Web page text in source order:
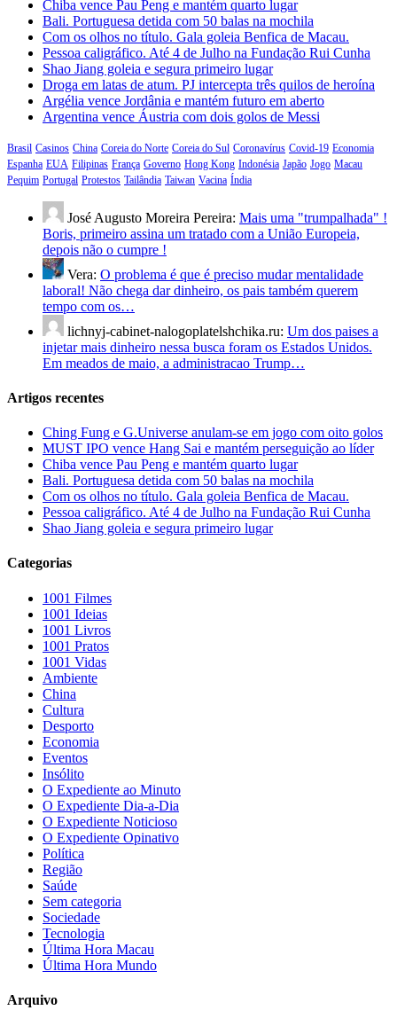
Chiba vence Pau Peng e mantém quarto lugar
Bali. Portuguesa detida com 50 balas na mochila
Com os olhos no título. Gala goleia Benfica de Macau.
Pessoa caligráfico. Até 4 de Julho na Fundação Rui Cunha
Shao Jiang goleia e segura primeiro lugar
Droga em latas de atum. PJ intercepta três quilos de heroína
Argélia vence Jordânia e mantém futuro em aberto
Argentina vence Áustria com dois golos de Messi
Brasil Casinos China Coreia do Norte Coreia do Sul Coronavírus Covid-19 Economia
Espanha EUA Filipinas França Governo Hong Kong Indonésia Japão Jogo Macau
Pequim Portugal Protestos Tailândia Taiwan Vacina Índia
José Augusto Moreira Pereira: Mais uma "trumpalhada" !
Boris, primeiro assina um tratado com a União Europeia,
depois não o cumpre !
Vera: O problema é que é preciso mudar mentalidade
laboral! Não chega dar dinheiro, os pais também querem
tempo com os…
lichnyj-cabinet-nalogoplatelshchika.ru: Um dos paises a
injetar mais dinheiro nessa busca foram os Estados Unidos.
Em meados de maio, a administracao Trump…
Artigos recentes
Ching Fung e G.Universe anulam-se em jogo com oito golos
MUST IPO vence Hang Sai e mantém perseguição ao líder
Chiba vence Pau Peng e mantém quarto lugar
Bali. Portuguesa detida com 50 balas na mochila
Com os olhos no título. Gala goleia Benfica de Macau.
Pessoa caligráfico. Até 4 de Julho na Fundação Rui Cunha
Shao Jiang goleia e segura primeiro lugar
Categorias
1001 Filmes
1001 Ideias
1001 Livros
1001 Pratos
1001 Vidas
Ambiente
China
Cultura
Desporto
Economia
Eventos
Insólito
O Expediente ao Minuto
O Expediente Dia-a-Dia
O Expediente Noticioso
O Expediente Opinativo
Política
Região
Saúde
Sem categoria
Sociedade
Tecnologia
Última Hora Macau
Última Hora Mundo
Arquivo